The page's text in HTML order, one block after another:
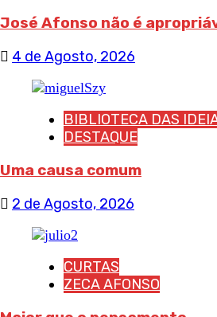
José Afonso não é
4 de Agosto, 2026
BIBLIOTECA DAS
DESTAQUE
Uma causa comum
2 de Agosto, 2026
CURTAS
ZECA AFONSO